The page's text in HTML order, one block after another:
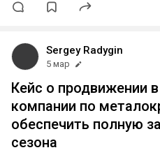
Sergey Radygin
5 мар
Кейс о продвижении
компании по
обеспечить полную
сезона